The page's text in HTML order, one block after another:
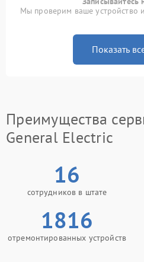
Мы проверим ваше устройство
Показать
Преимущества
General Electric
16
сотрудников в штате
1816
отремонтированных устройств